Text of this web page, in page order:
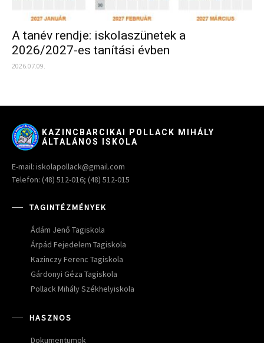
A tanév rendje: iskolaszünetek a
2026/2027-es tanítási évben
2026.07.09.
KAZINCBARCIKAI POLLACK MIHÁLY
ÁLTALÁNOS ISKOLA
E-mail: iskolapollack@gmail.com
Telefon: (48) 512-016; (48) 512-015
TAGINTÉZMÉNYEK
Ádám Jenő Tagiskola
Árpád Fejedelem Tagiskola
Kazinczy Ferenc Tagiskola
Gárdonyi Géza Tagiskola
Pollack Mihály Székhelyiskola
HASZNOS
Dokumentumok